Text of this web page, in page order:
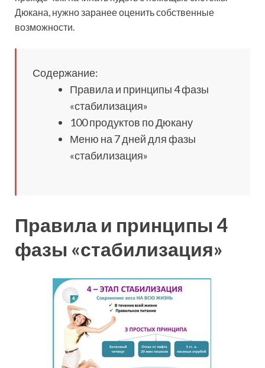
Дюкана, нужно заранее оценить собственные
возможности.
Содержание:
Правила и принципы 4 фазы
«стабилизация»
100 продуктов по Дюкану
Меню на 7 дней для фазы
«стабилизация»
Правила и принципы 4
фазы «стабилизация»